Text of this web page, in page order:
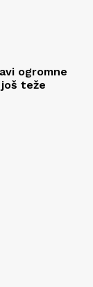
ogromne
teže